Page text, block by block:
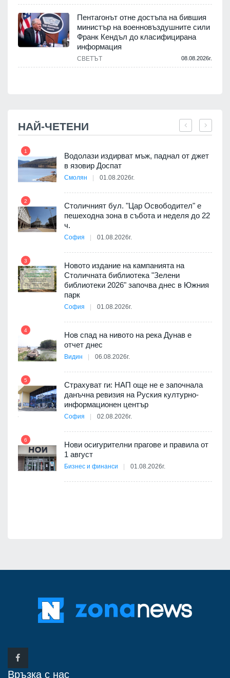
Пентагонът отне достъпа на бившия
министър на военновъздушните сили
Франк Кендъл до класифицирана
информация
СВЕТЪТ 08.08.2026г.
НАЙ-ЧЕТЕНИ
1
Водолази издирват мъж, паднал от джет
в язовир Доспат
Смолян 01.08.2026г.
2
Столичният бул. "Цар Освободител" е
пешеходна зона в събота и неделя до 22
ч.
София 01.08.2026г.
3
Новото издание на кампанията на
Столичната библиотека "Зелени
библиотеки 2026" започва днес в Южния
парк
София 01.08.2026г.
4
Нов спад на нивото на река Дунав е
отчет днес
Видин 06.08.2026г.
5
Страхуват ги: НАП още не е започнала
данъчна ревизия на Руския културно-
информационен център
София 02.08.2026г.
6
Нови осигурителни прагове и правила от
1 август
Бизнес и финанси 01.08.2026г.
Връзка с нас